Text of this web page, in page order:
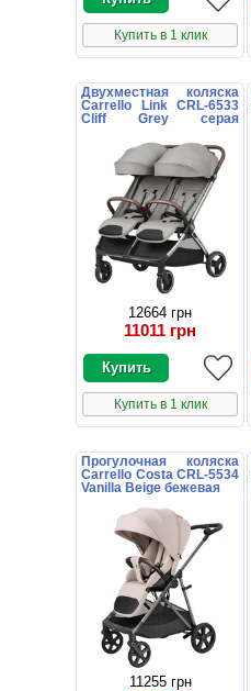
Купить в 1 клик
Двухместная коляска
Carrello Link CRL-6533
Cliff Grey серая
12664 грн
11011 грн
Купить в 1 клик
Прогулочная коляска
Carrello Costa CRL-5534
Vanilla Beige бежевая
11255 грн